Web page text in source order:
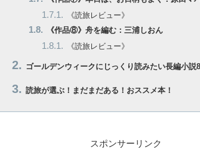
《読旅レビュー》
《作品⑧》舟を編む：三浦しおん
《読旅レビュー》
ゴールデンウィークにじっくり読みたい長編小説
読旅が選ぶ！まだまだある！おススメ本！
スポンサーリンク